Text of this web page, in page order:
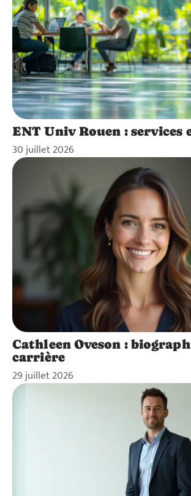
ENT Univ Rouen : services
30 juillet 2026
Cathleen Oveson :
carrière
29 juillet 2026